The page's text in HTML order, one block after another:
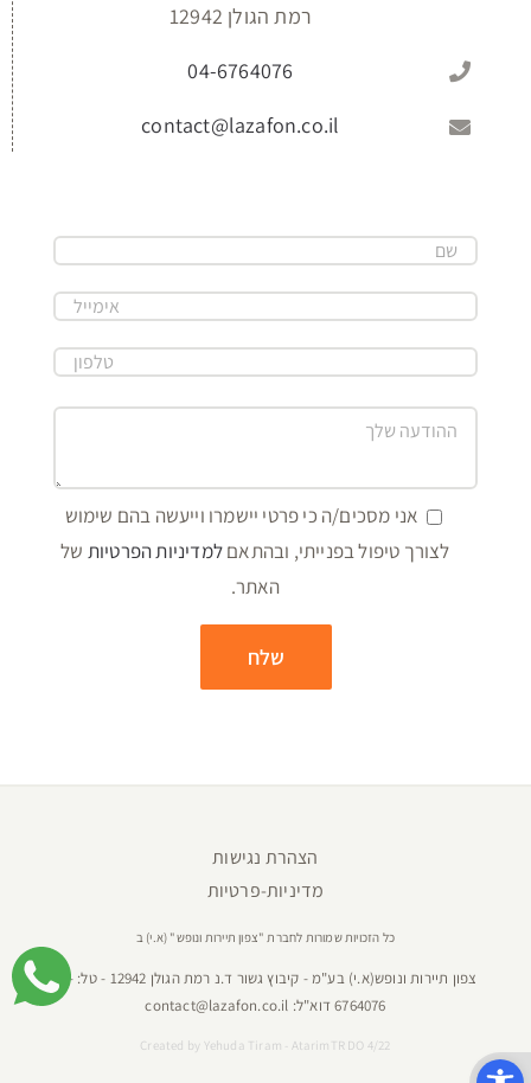
רמת הגולן 12942
04-6764076
contact@lazafon.co.il
אני מסכים/ה כי פרטי יישמרו וייעשה בהם שימוש
לצורך טיפול בפנייתי, ובהתאםלמדיניות הפרטיות של
האתר.
הצהרת נגישות
מדיניות-פרטיות
כל הזכויות שמורות לחברת "צפון תיירות ונופש" (א.י) ב
צפון תיירות ונופש(א.י) בע"מ - קיבוץ גשור ד.נ רמת הגולן 12942 - טל:
04-
6764076דוא"ל: contact@lazafon.co.il
Created by Yehuda Tiram - AtarimTR DO 4/22
פתח סרגל נגישות